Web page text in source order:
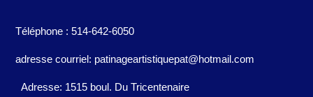
Téléphone : 514-642-6050
adresse courriel: patinageartistiquepat@hotmail.com
Adresse: 1515 boul. Du Tricentenaire